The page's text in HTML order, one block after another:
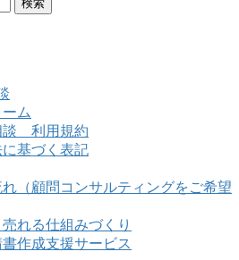
ム
談 利用規約
基づく表記
（顧問コンサルティングをご希望
れる仕組みづくり
作成支援サービス